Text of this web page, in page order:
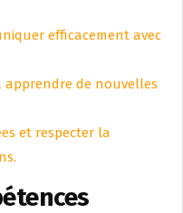
efficacement avec
de nouvelles
et respecter la